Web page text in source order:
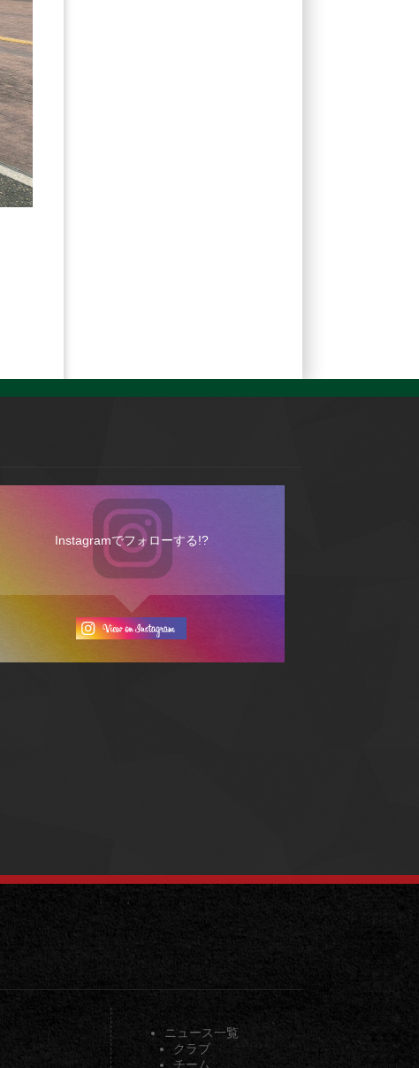
Instagramでフォローする!?
ニュース一覧
クラブ
チーム